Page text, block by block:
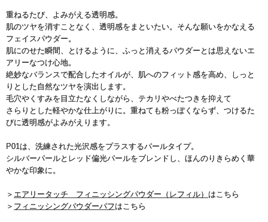
重ねるたび、よみがえる透明感。
肌のツヤを消すことなく、透明感をまといたい。そんな願いをかなえる
フェイスパウダー。
肌にのせた瞬間、とけるように、ふっと消えるパウダーとは思えないエ
アリーなつけ心地。
絶妙なバランスで配合したオイルが、肌へのフィット感を高め、しっと
りとした自然なツヤを演出します。
毛穴やくすみを目立たなくしながら、テカリやべたつきを抑えて
さらりとした軽やかな仕上がりに。重ねても粉っぽくならず、つけるた
びに透明感がよみがえります。
P01は、洗練された光沢感をプラスするパールタイプ。
シルバーパールとレッド偏光パールをブレンドし、ほんのりきらめく華
やかな印象に。
＞ エアリータッチ フィニッシングパウダー（レフィル） はこちら
＞ フィニッシングパウダーパフはこちら